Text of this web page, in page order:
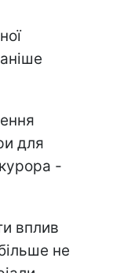
для
-
вплив
не